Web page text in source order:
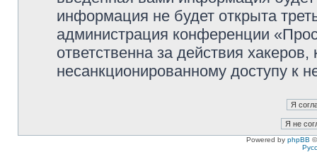
информация не будет открыта
администрация конференции
ответственна за действия
несанкционированному доступу к
Powered by phpBB